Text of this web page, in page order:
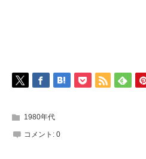
1980年代
コメント: 0